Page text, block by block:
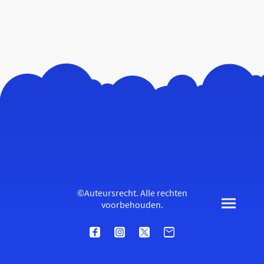
©Auteursrecht. Alle rechten
voorbehouden.